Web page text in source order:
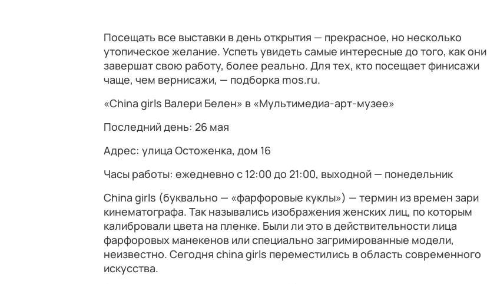
Посещать все выставки в день открытия — прекрасное, но несколько
утопическое желание. Успеть увидеть самые интересные до того, как они
завершат свою работу, более реально. Для тех, кто посещает финисажи
чаще, чем вернисажи, — подборка mos.ru.
«China girls Валери Белен» в «Мультимедиа-арт-музее»
Последний день: 26 мая
Адрес: улица Остоженка, дом 16
Часы работы: ежедневно с 12:00 до 21:00, выходной — понедельник
China girls (буквально — «фарфоровые куклы») — термин из времен зари
кинематографа. Так назывались изображения женских лиц, по которым
калибровали цвета на пленке. Были ли это в действительности лица
фарфоровых манекенов или специально загримированные модели,
неизвестно. Сегодня china girls переместились в область современного
искусства.